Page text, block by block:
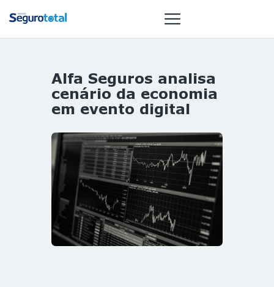
NOTÍCIAS
REVISTA
GAIVOTA DE
OURO
ST SUMMIT
MULHERES
GESTORAS
HOMEST
HOME
Alfa Seguros analisa
cenário da economia
em evento digital